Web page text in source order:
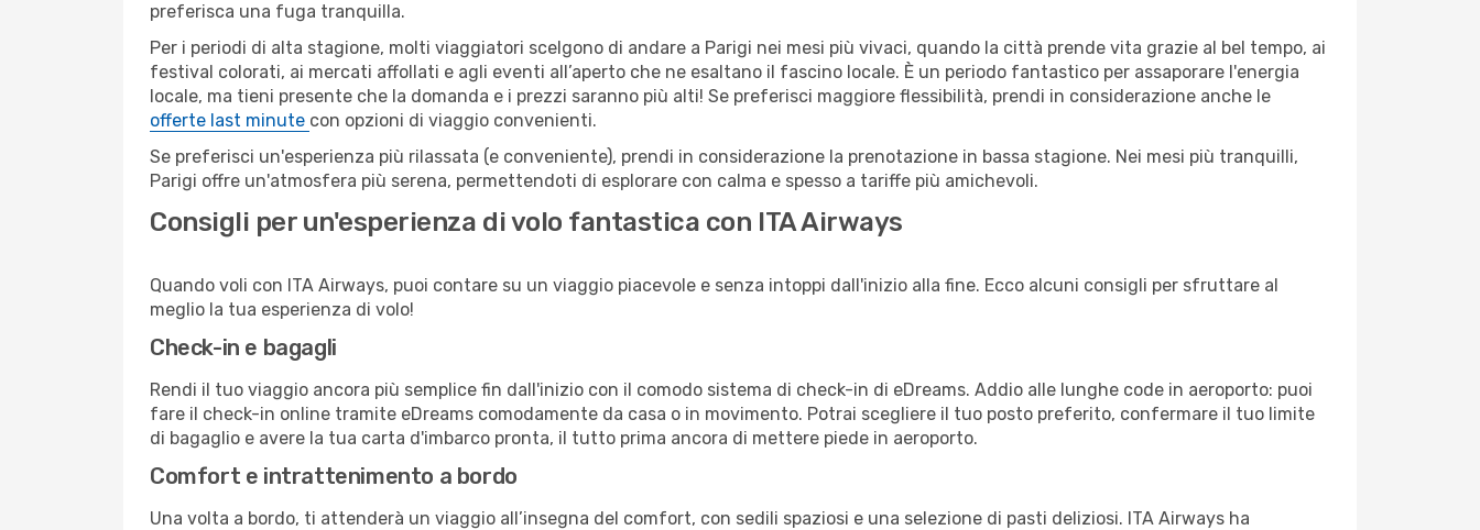
preferisca una fuga tranquilla.
Per i periodi di alta stagione, molti viaggiatori scelgono di andare a Parigi nei mesi più vivaci, quando la città prende vita grazie al bel tempo, ai
festival colorati, ai mercati affollati e agli eventi all’aperto che ne esaltano il fascino locale. È un periodo fantastico per assaporare l'energia
locale, ma tieni presente che la domanda e i prezzi saranno più alti! Se preferisci maggiore flessibilità, prendi in considerazione anche le
offerte last minute con opzioni di viaggio convenienti.
Se preferisci un'esperienza più rilassata (e conveniente), prendi in considerazione la prenotazione in bassa stagione. Nei mesi più tranquilli,
Parigi offre un'atmosfera più serena, permettendoti di esplorare con calma e spesso a tariffe più amichevoli.
Consigli per un'esperienza di volo fantastica con ITA Airways
Quando voli con ITA Airways, puoi contare su un viaggio piacevole e senza intoppi dall'inizio alla fine. Ecco alcuni consigli per sfruttare al
meglio la tua esperienza di volo!
Check-in e bagagli
Rendi il tuo viaggio ancora più semplice fin dall'inizio con il comodo sistema di check-in di eDreams. Addio alle lunghe code in aeroporto: puoi
fare il check-in online tramite eDreams comodamente da casa o in movimento. Potrai scegliere il tuo posto preferito, confermare il tuo limite
di bagaglio e avere la tua carta d'imbarco pronta, il tutto prima ancora di mettere piede in aeroporto.
Comfort e intrattenimento a bordo
Una volta a bordo, ti attenderà un viaggio all’insegna del comfort, con sedili spaziosi e una selezione di pasti deliziosi. ITA Airways ha